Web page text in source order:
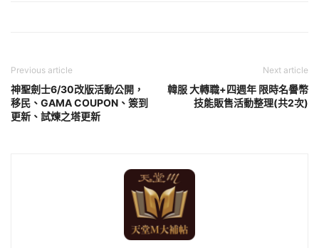
Previous article
神聖劍士6/30改版活動公開，
移民、GAMA COUPON、簽到
更新、試煉之塔更新
Next article
韓服 大轉職+四週年 限時名譽幣
技能販售活動整理(共2次)